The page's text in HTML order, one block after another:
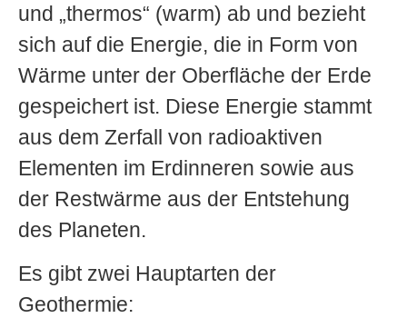
und „thermos“ (warm) ab und bezieht
sich auf die Energie, die in Form von
Wärme unter der Oberfläche der Erde
gespeichert ist. Diese Energie stammt
aus dem Zerfall von radioaktiven
Elementen im Erdinneren sowie aus
der Restwärme aus der Entstehung
des Planeten.
Es gibt zwei Hauptarten der
Geothermie: